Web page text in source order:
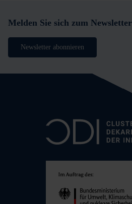
Melden Sie sich zum
Newsletter abonnieren